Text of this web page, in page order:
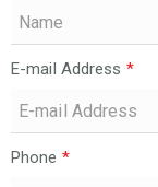
E-mail Address *
Phone *